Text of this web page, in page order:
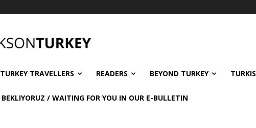
TURKEY TRAVELLERS READERS BEYOND TURKEY
/ WAITING FOR YOU IN OUR E-BULLETIN